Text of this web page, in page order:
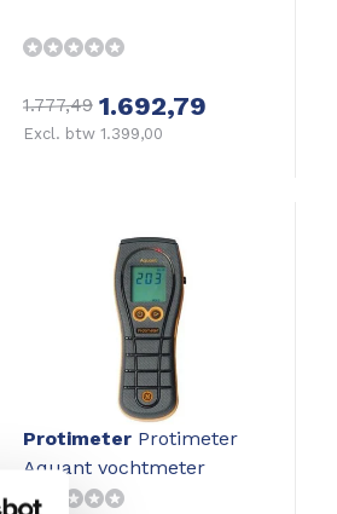
1.777,49 1.692,79
Excl. btw 1.399,00
ProtimeterProtimeter
Aquant vochtmeter